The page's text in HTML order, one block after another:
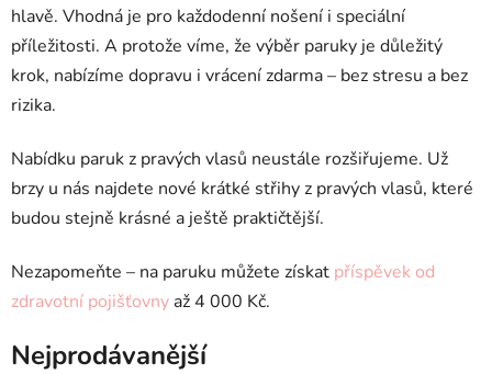
hlavě. Vhodná je pro každodenní nošení i speciální
příležitosti. A protože víme, že výběr paruky je důležitý
krok, nabízíme dopravu i vrácení zdarma – bez stresu a bez
rizika.
Nabídku paruk z pravých vlasů neustále rozšiřujeme. Už
brzy u nás najdete nové krátké střihy z pravých vlasů, které
budou stejně krásné a ještě praktičtější.
Nezapomeňte – na paruku můžete získat příspěvek od
zdravotní pojišťovny až 4 000 Kč.
Nejprodávanější